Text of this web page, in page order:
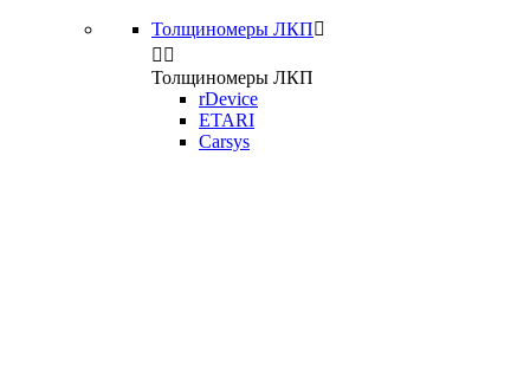
Толщиномеры ЛКП
 
Толщиномеры ЛКП
rDevice
ETARI
Carsys